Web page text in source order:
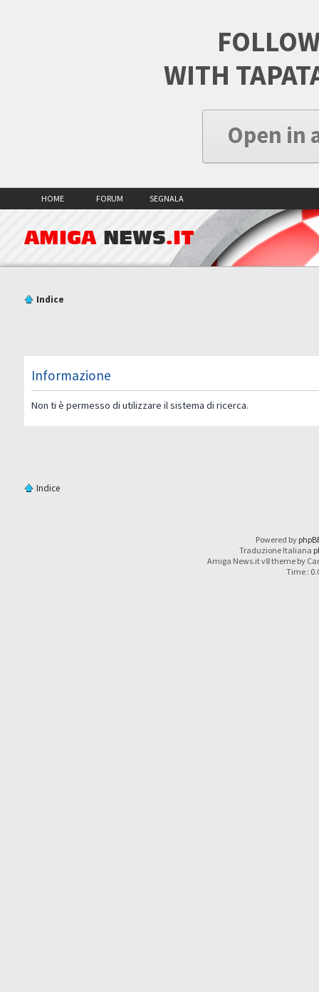
WITH
Open in
HOME FORUM SEGNALA
AMIGA NEWS.IT
Indice
Informazione
Non ti è permesso di utilizzare il sistema di ricerca.
Indice
Powered by
Traduzione Italiana
Amiga News.it v8 theme by
Time :